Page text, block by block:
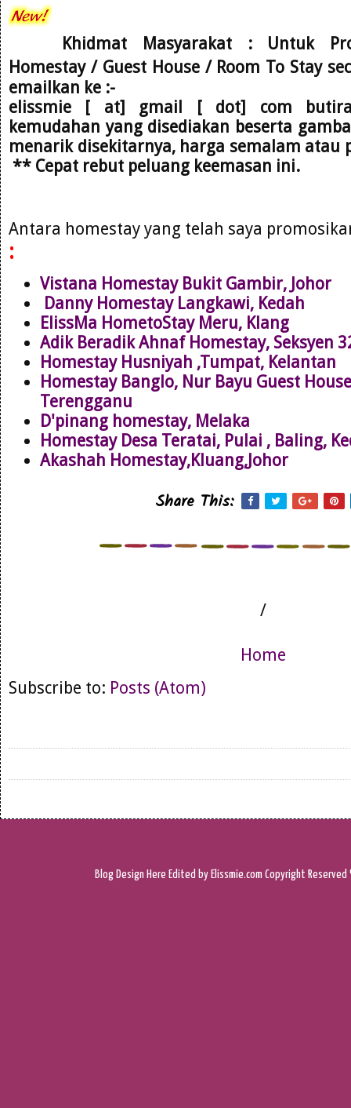
Khidmat Masyarakat : Untuk
Homestay / Guest House / Room To Stay
emailkan ke :-
elissmie [ at] gmail [ dot] com
kemudahan yang disediakan beserta
menarik disekitarnya, harga semalam atau
** Cepat rebut peluang keemasan ini.
Antara homestay yang telah saya
:
Vistana Homestay Bukit Gambir, Johor
Danny Homestay Langkawi, Kedah
ElissMa HometoStay Meru, Klang
Adik Beradik Ahnaf Homestay, Seksyen
Homestay Husniyah ,Tumpat, Kelantan
Homestay Banglo, Nur Bayu Guest
Terengganu
D'pinang homestay, Melaka
Homestay Desa Teratai, Pulai , Baling,
Akashah Homestay,Kluang,Johor
Share This:
/
Home
Subscribe to: Posts (Atom)
Blog Design Here Edited by Elissmie.com Copyright Reserved